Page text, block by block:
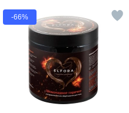
-66%